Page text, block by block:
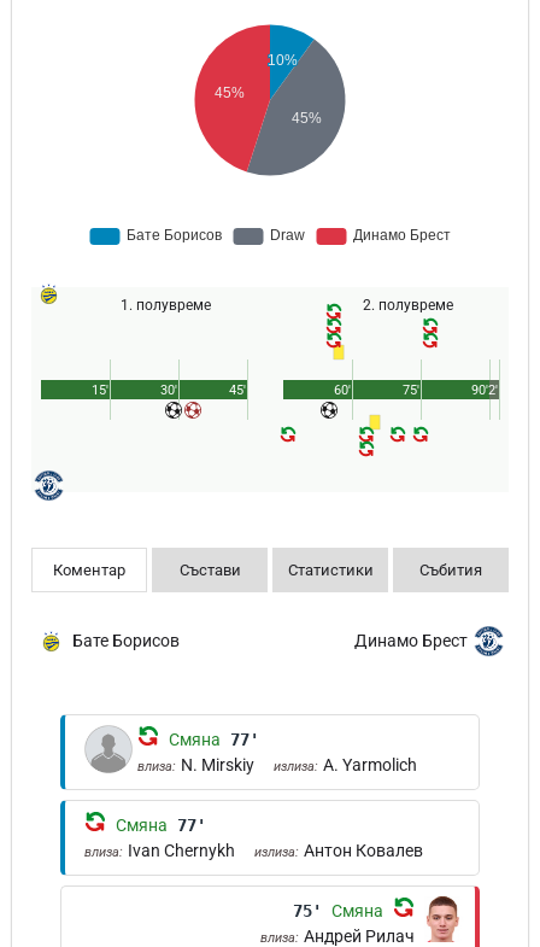
1. полувреме
45'
15' 30'
2. полувреме
90'
60' 75' 2'
Коментар Състави Статистики Събития
Бате Борисов Динамо Брест
Смяна 77'
влиза: N. Mirskiy излиза: A. Yarmolich
Смяна 77'
влиза: Ivan Chernykh излиза: Антон Ковалев
75' Смяна
влиза: Андрей Рилач